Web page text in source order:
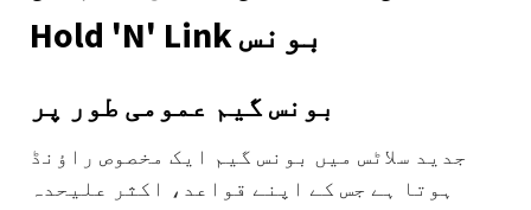
Hold 'N' Link بونس
بونس گیم عمومی طور پر
جدید سلاٹس میں بونس گیم ایک مخصوص راؤنڈ
ہوتا ہے جس کے اپنے قواعد، اکثر علیحدہ